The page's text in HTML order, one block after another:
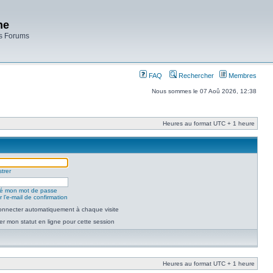
Forums
FAQ Rechercher Membres
Nous sommes le 07 Aoû 2026, 12:38
Heures au format UTC + 1 heure
mon mot de passe
l’e-mail de confirmation
automatiquement à chaque visite
mon statut en ligne pour cette session
Heures au format UTC + 1 heure